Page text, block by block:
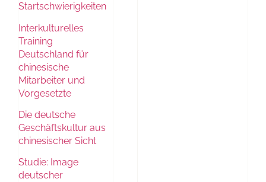
Startschwierigkeiten
Interkulturelles
Training
Deutschland für
chinesische
Mitarbeiter und
Vorgesetzte
Die deutsche
Geschäftskultur aus
chinesischer Sicht
Studie: Image
deutscher